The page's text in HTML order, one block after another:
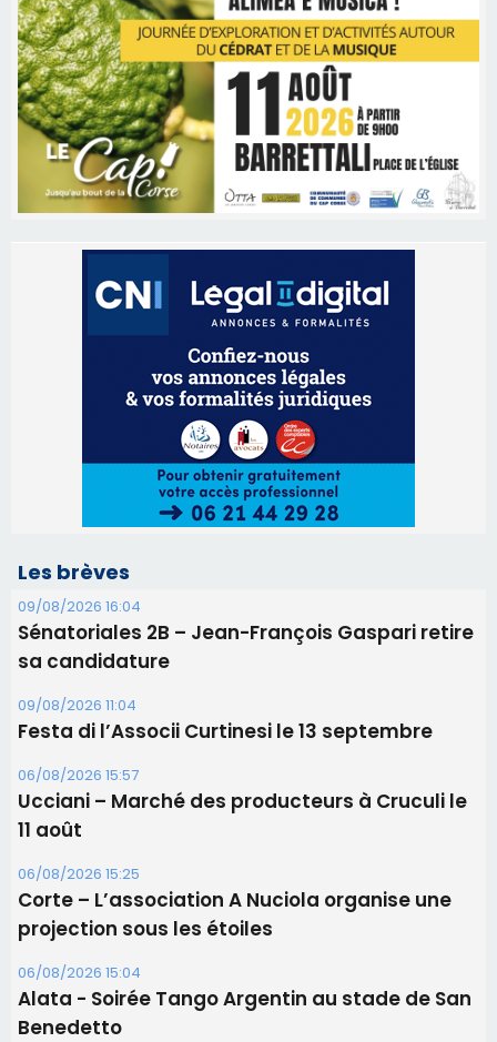
Les brèves
09/08/2026 16:04
Sénatoriales 2B – Jean-François Gaspari retire
sa candidature
09/08/2026 11:04
Festa di l’Associi Curtinesi le 13 septembre
06/08/2026 15:57
Ucciani – Marché des producteurs à Cruculi le
11 août
06/08/2026 15:25
Corte – L’association A Nuciola organise une
projection sous les étoiles
06/08/2026 15:04
Alata - Soirée Tango Argentin au stade de San
Benedetto